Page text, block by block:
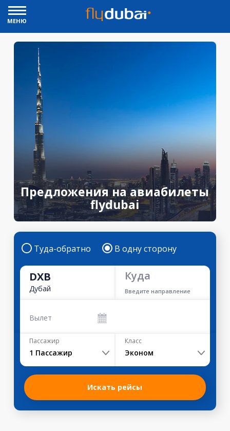
МЕНЮ
Предложения на авиабилеты
flydubai
Туда-обратно В одну сторону
DXB
Дубай
Куда
Введите направление
Вылет
Пассажир
1 Пассажир
Класс
Эконом
Искать рейсы